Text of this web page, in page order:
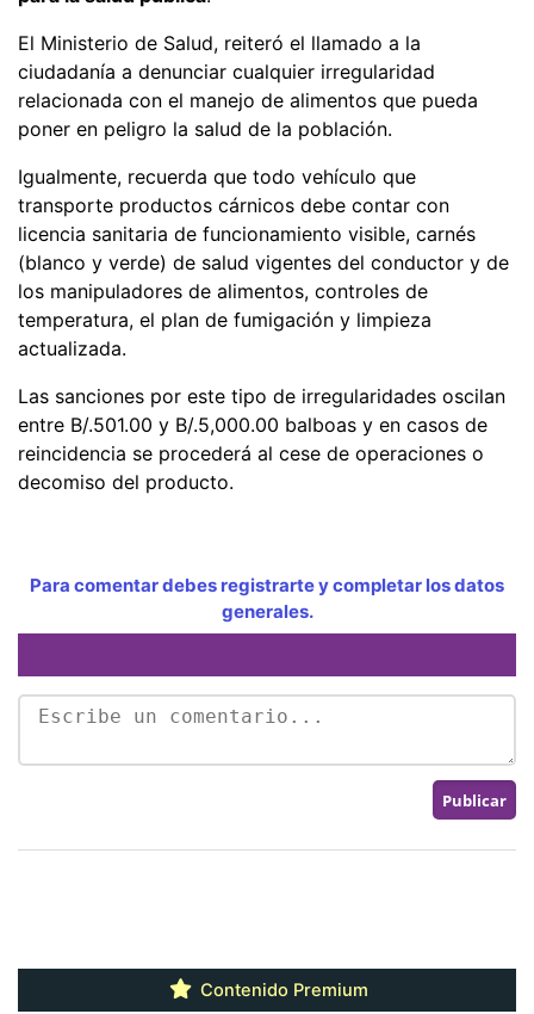
El Ministerio de Salud, reiteró el llamado a la
ciudadanía a denunciar cualquier irregularidad
relacionada con el manejo de alimentos que pueda
poner en peligro la salud de la población.
Igualmente, recuerda que todo vehículo que
transporte productos cárnicos debe contar con
licencia sanitaria de funcionamiento visible, carnés
(blanco y verde) de salud vigentes del conductor y de
los manipuladores de alimentos, controles de
temperatura, el plan de fumigación y limpieza
actualizada.
Las sanciones por este tipo de irregularidades oscilan
entre B/.501.00 y B/.5,000.00 balboas y en casos de
reincidencia se procederá al cese de operaciones o
decomiso del producto.
Para comentar debes registrarte y completar los datos
generales.
Contenido Premium